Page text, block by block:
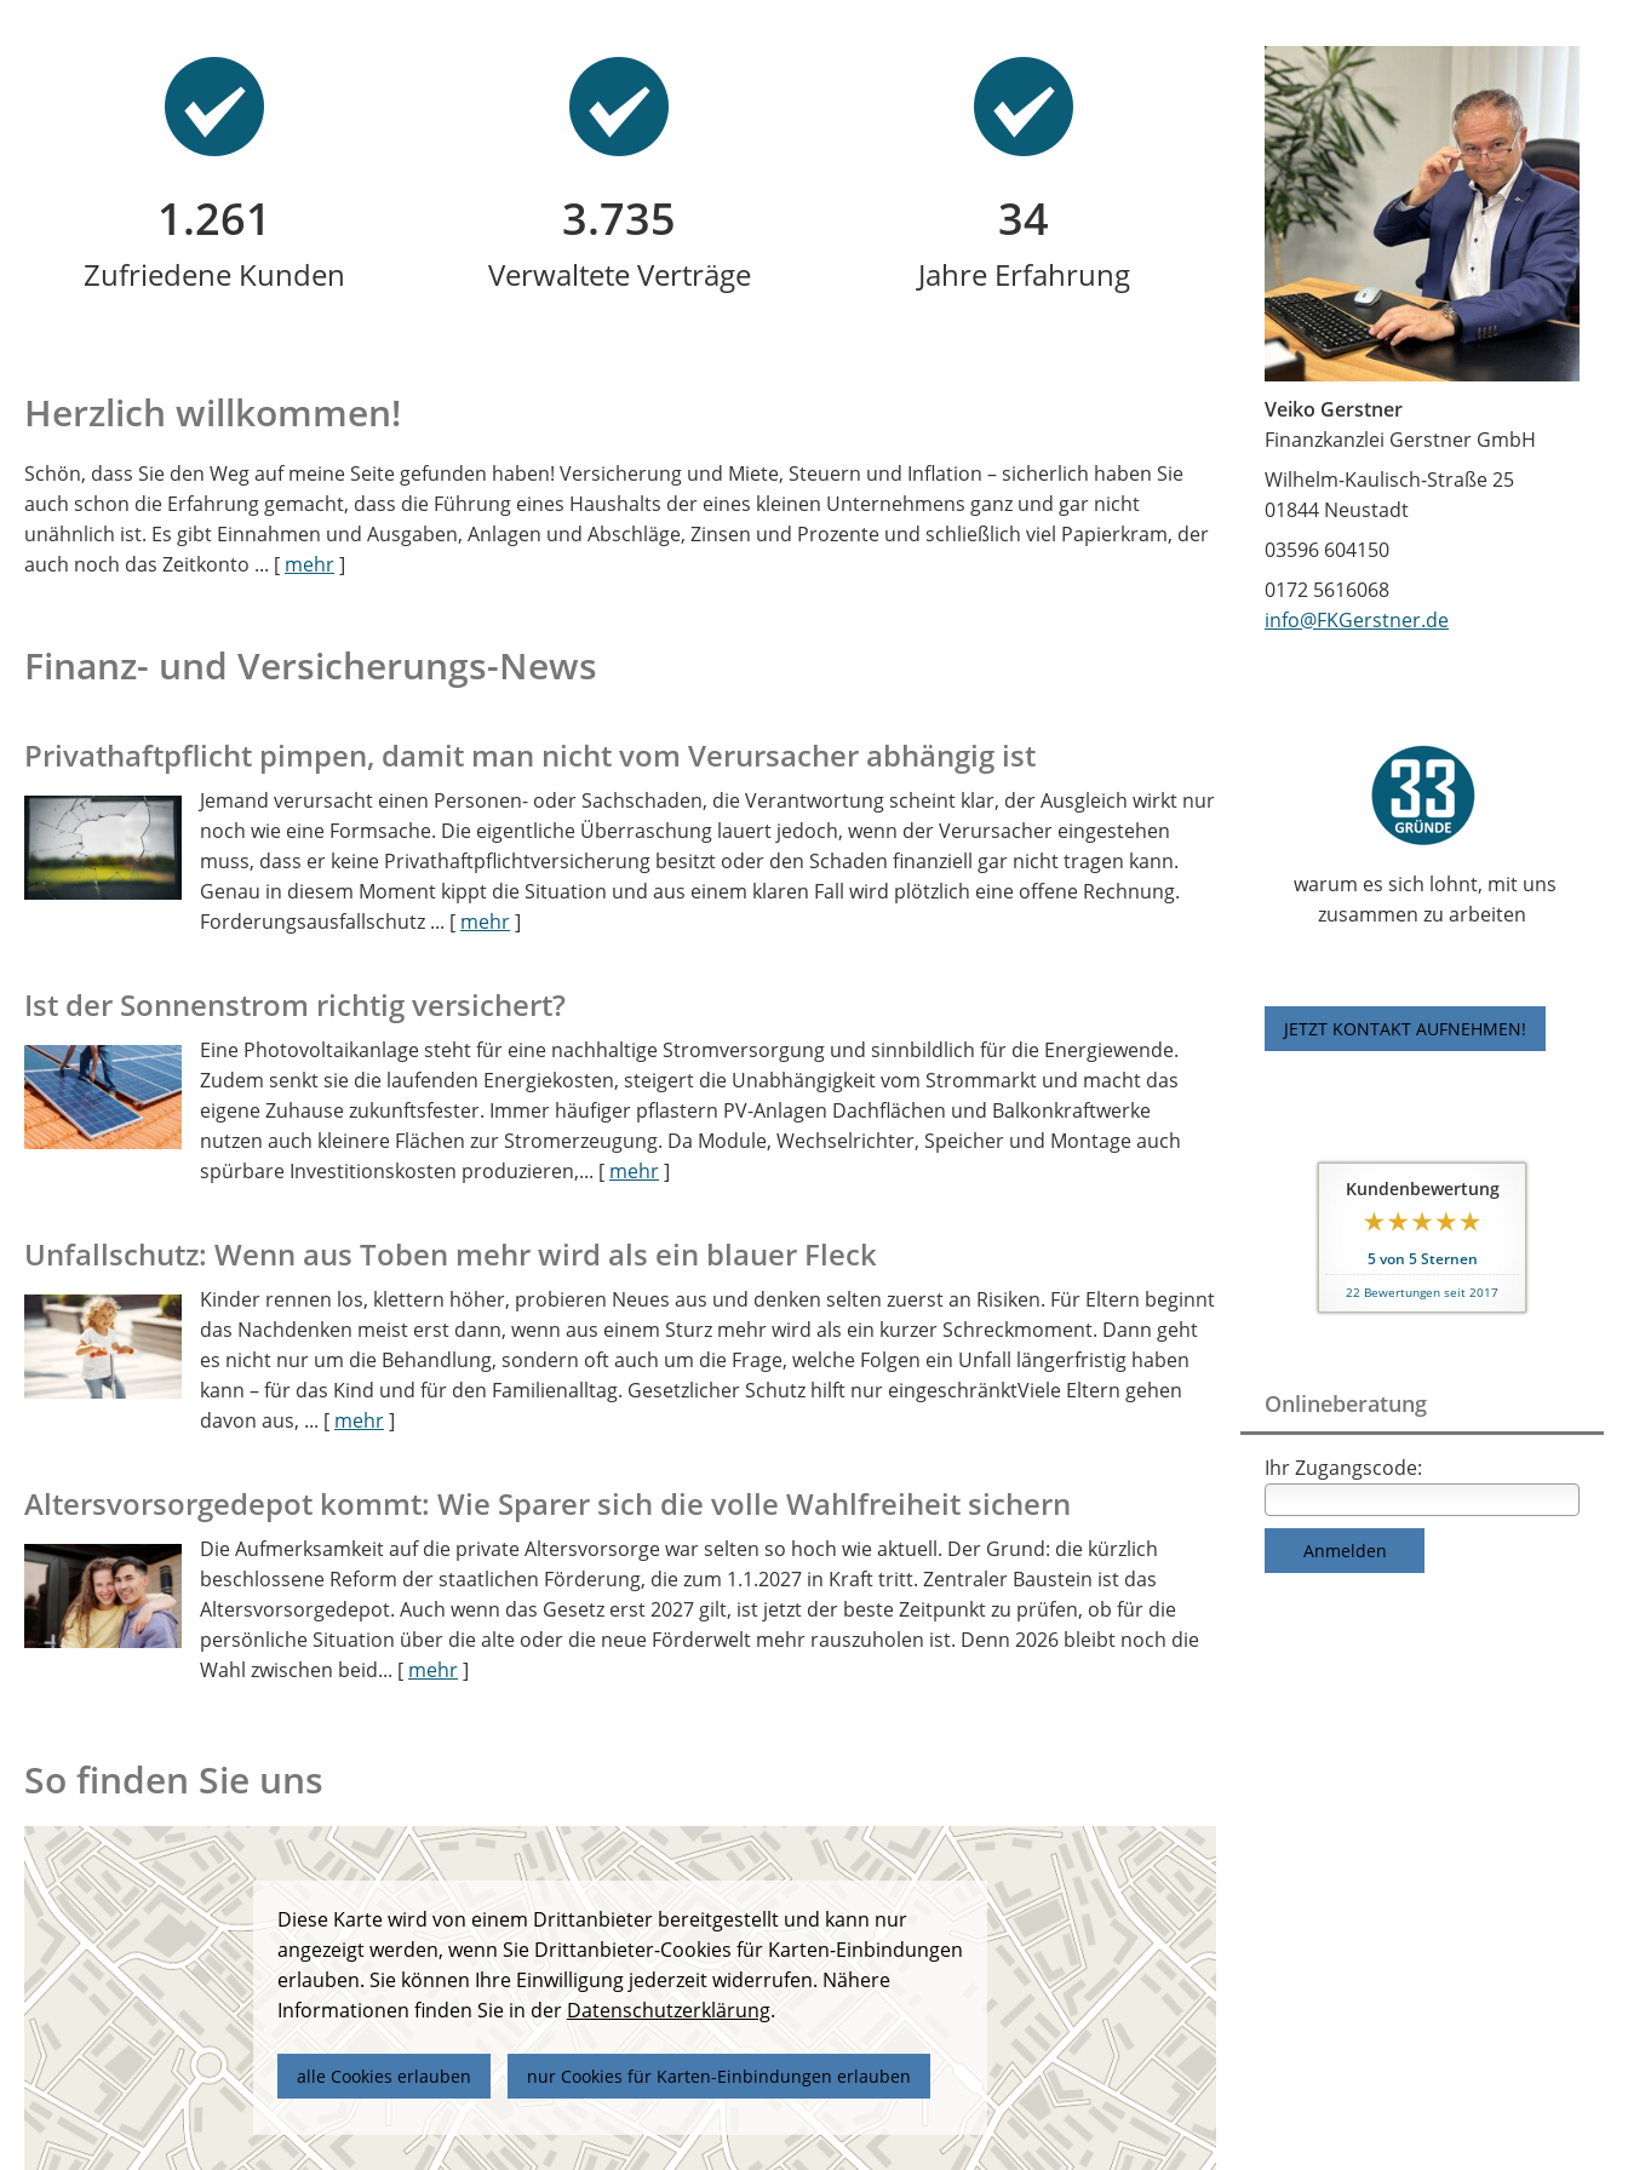
Veiko Gerstner
Finanzkanzlei Gerstner GmbH
Wilhelm-Kaulisch-Straße 25
01844 Neustadt
03596 604150
0172 5616068
info@FKGerstner.de
warum es sich lohnt, mit uns
zusammen zu arbeiten
JETZT KONTAKT AUFNEHMEN!
Kundenbewertung
5von 5Sternen
22 Bewertungen seit 2017
Onlineberatung
Ihr Zugangscode:
1.308
Zufriedene Kunden
3.873
Verwaltete Verträge
35
Jahre Erfahrung
Herzlich willkommen!
Schön, dass Sie den Weg auf meine Seite gefunden haben! Versicherung und Miete, Steuern und Inflation – sicherlich haben Sie
auch schon die Erfahrung gemacht, dass die Führung eines Haushalts der eines kleinen Unternehmens ganz und gar nicht
unähnlich ist. Es gibt Einnahmen und Ausgaben, Anlagen und Abschläge, Zinsen und Prozente und schließlich viel Papierkram, der
auch noch das Zeitkonto ... [ mehr]
Finanz- und Versicherungs-News
Privathaftpflicht pimpen, damit man nicht vom Verursacher abhängig ist
Jemand verursacht einen Personen- oder Sachschaden, die Verantwortung scheint klar, der Ausgleich wirkt nur
noch wie eine Formsache. Die eigentliche Überraschung lauert jedoch, wenn der Verursacher eingestehen
muss, dass er keine Privathaftpflichtversicherung besitzt oder den Schaden finanziell gar nicht tragen kann.
Genau in diesem Moment kippt die Situation und aus einem klaren Fall wird plötzlich eine offene Rechnung.
Forderungsausfallschutz ... [ mehr]
Ist der Sonnenstrom richtig versichert?
Eine Photovoltaikanlage steht für eine nachhaltige Stromversorgung und sinnbildlich für die Energiewende.
Zudem senkt sie die laufenden Energiekosten, steigert die Unabhängigkeit vom Strommarkt und macht das
eigene Zuhause zukunftsfester. Immer häufiger pflastern PV-Anlagen Dachflächen und Balkonkraftwerke
nutzen auch kleinere Flächen zur Stromerzeugung. Da Module, Wechselrichter, Speicher und Montage auch
spürbare Investitionskosten produzieren,... [ mehr]
Unfallschutz: Wenn aus Toben mehr wird als ein blauer Fleck
Kinder rennen los, klettern höher, probieren Neues aus und denken selten zuerst an Risiken. Für Eltern beginnt
das Nachdenken meist erst dann, wenn aus einem Sturz mehr wird als ein kurzer Schreckmoment. Dann geht
es nicht nur um die Behandlung, sondern oft auch um die Frage, welche Folgen ein Unfall längerfristig haben
kann – für das Kind und für den Familienalltag. Gesetzlicher Schutz hilft nur eingeschränktViele Eltern gehen
davon aus, ... [ mehr]
Altersvorsorge­depot kommt: Wie Sparer sich die volle Wahlfreiheit sichern
Die Aufmerksamkeit auf die private Altersvorsorge war selten so hoch wie aktuell. Der Grund: die kürzlich
beschlossene Reform der staatlichen Förderung, die zum 1.1.2027 in Kraft tritt. Zentraler Baustein ist das
Altersvorsorgedepot. Auch wenn das Gesetz erst 2027 gilt, ist jetzt der beste Zeitpunkt zu prüfen, ob für die
persönliche Situation über die alte oder die neue Förderwelt mehr rauszuholen ist. Denn 2026 bleibt noch die
Wahl zwischen beid... [ mehr]
So finden Sie uns
Diese Karte wird von einem Drittanbieter bereitgestellt und kann nur
angezeigt werden, wenn Sie Drittanbieter-Cookies für Karten-Einbindungen
erlauben. Sie können Ihre Einwilligung jederzeit widerrufen. Nähere
Informationen finden Sie in der Datenschutzerklärung.
alle Cookies erlauben nur Cookies für Karten-Einbindungen erlauben